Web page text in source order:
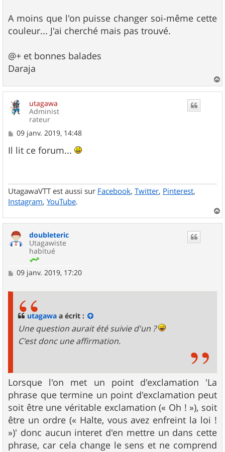
A moins que l'on puisse changer soi-même cette
couleur... J'ai cherché mais pas trouvé.
@+ et bonnes balades
Daraja
a
utagawa
Administ
rateur
M
s
s
09 janv. 2019, 14:48
Il lit ce forum...
UtagawaVTT est aussi sur Facebook, Twitter, Pinterest,
Instagram, YouTube.
a
doubleteric
Utagawiste
habitué
M
09 janv. 2019, 17:20
utagawa a écrit :
Une question aurait été suivie d'un ?
C'est donc une affirmation.
Lorsque l'on met un point d'exclamation 'La
phrase que termine un point d'exclamation peut
soit être une véritable exclamation (« Oh ! »), soit
être un ordre (« Halte, vous avez enfreint la loi !
»)' donc aucun interet d'en mettre un dans cette
phrase, car cela change le sens et ne comprend